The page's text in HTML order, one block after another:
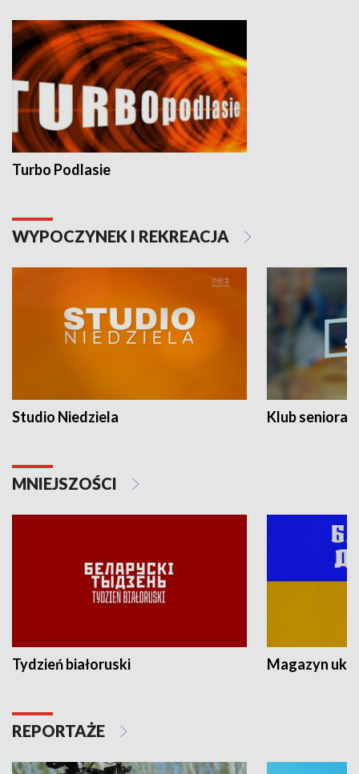
Turbo Podlasie
WYPOCZYNEK I REKREACJA
Studio Niedziela Klub seniora
MNIEJSZOŚCI
Tydzień białoruski Magazyn
REPORTAŻE